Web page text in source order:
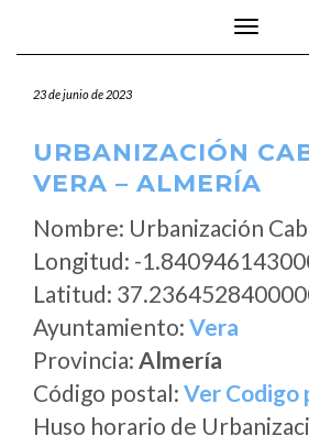
Cambiar
23 de junio de 2023
URBANIZACIÓN
VERA – ALMERÍA
Nombre: Urbanización
Longitud: -
Latitud:
Ayuntamiento: Vera
Provincia: Almería
Código postal: Ver Codigo
Huso horario de